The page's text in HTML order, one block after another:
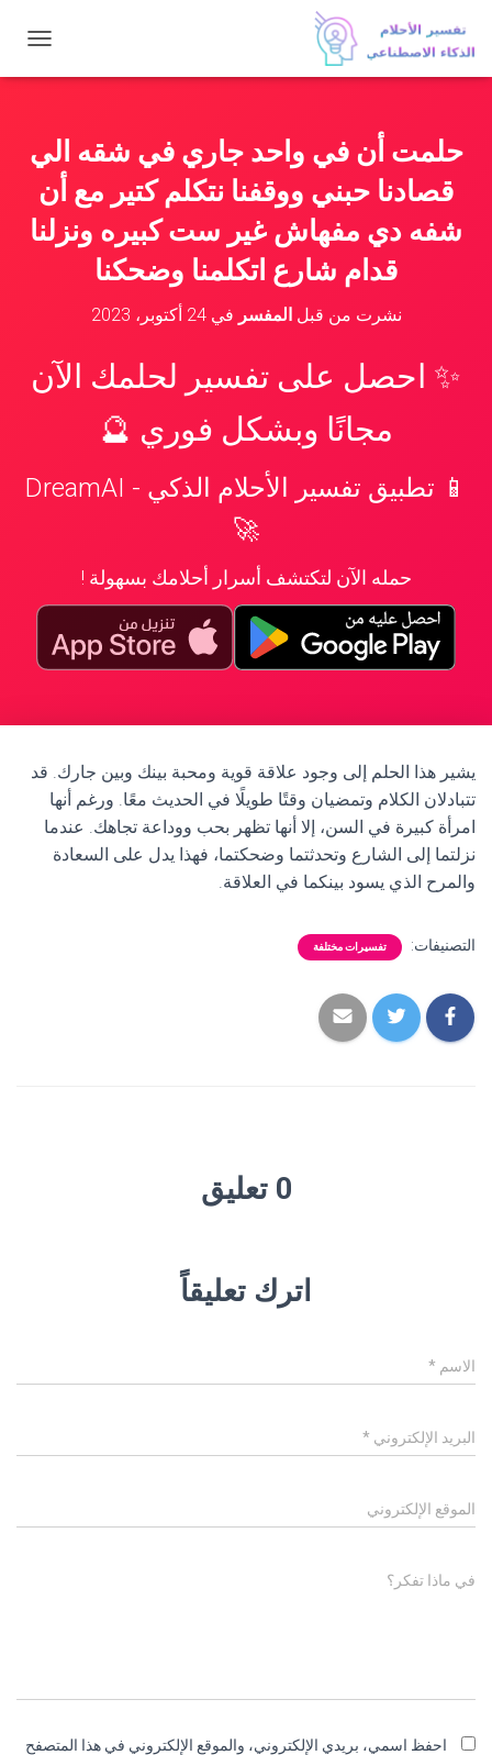
ب
ا
ت
ن
ق
حلمت أن في واحد جاري في شقه الي
قصادنا حبني ووقفنا نتكلم كتير مع أن
شفه دي مفهاش غير ست كبيره ونزلنا
قدام شارع اتكلمنا وضحكنا
نشرت من قبلالمفسر في24 أكتوبر، 2023
✨ احصل على تفسير لحلمك الآن
مجانًا وبشكل فوري 🔮
📱 تطبيق تفسير الأحلام الذكي - DreamAI
🚀
حمله الآن لتكتشف أسرار أحلامك بسهولة !
يشير هذا الحلم إلى وجود علاقة قوية ومحبة بينك وبين جارك. قد
تتبادلان الكلام وتمضيان وقتًا طويلًا في الحديث معًا. ورغم أنها
امرأة كبيرة في السن، إلا أنها تظهر بحب ووداعة تجاهك. عندما
نزلتما إلى الشارع وتحدثتما وضحكتما، فهذا يدل على السعادة
والمرح الذي يسود بينكما في العلاقة.
التصنيفات: تفسيرات مختلفة
0 تعليق
اترك تعليقاً
الاسم *
البريد الإلكتروني *
الموقع الإلكتروني
في ماذا تفكر؟
احفظ اسمي، بريدي الإلكتروني، والموقع الإلكتروني في هذا المتصفح